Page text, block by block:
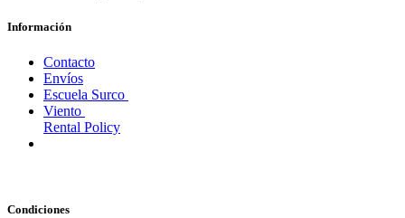
Información
Contacto
Envíos
Escuela Surco
Viento
Rental Policy
Condiciones